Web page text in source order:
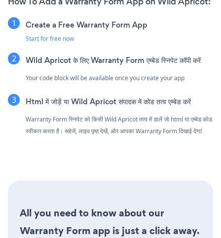
Create a Free Warranty Form App
Start for free now
Wild Apricot के लिए Warranty Form एम्बेड स्निपेट कॉपी करें
Your code block will be available once you create your app
Html में जोड़ें या Wild Apricot संपादक में कोड तत्व एम्बेड करें
Warranty Form स्निपेट को किसी Wild Apricot तत्व में डालें जो html या एम्बेड कोड
स्वीकार करता है। सहेजें, लाइव पृष्ठ देखें, और आपका Warranty Form दिखाई देगा!
All you need to know about our
Warranty Form app is just a click away.